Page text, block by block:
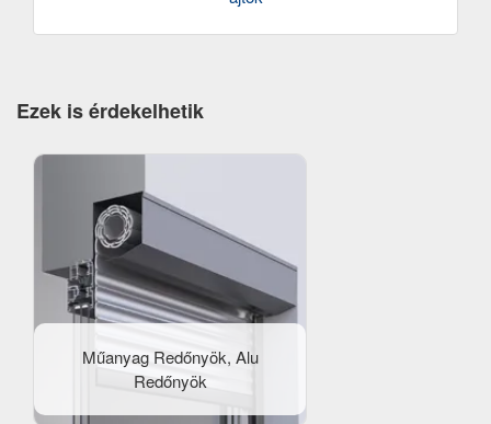
Ezek is érdekelhetik
Műanyag Redőnyök, Alu
Redőnyök